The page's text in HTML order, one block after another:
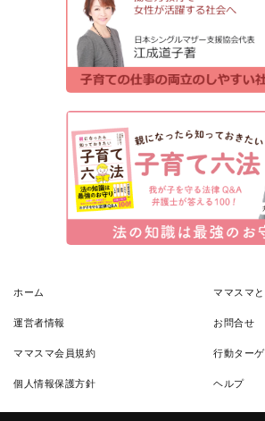
ホーム ママスマ
運営者情報 お問合せ
ママスマ会員規約 行動ター
個人情報保護方針 ヘルプ